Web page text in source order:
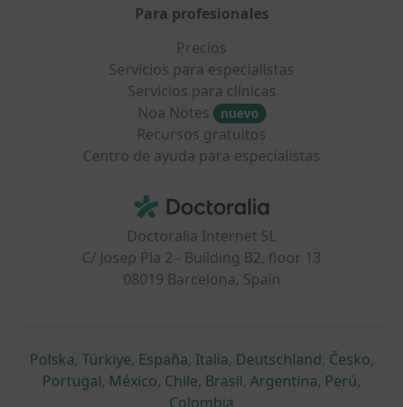
Para profesionales
Precios
Servicios para especialistas
Servicios para clínicas
Noa Notes
nuevo
Recursos gratuitos
Centro de ayuda para especialistas
Doctoralia - Página de inicio
Doctoralia Internet SL
C/ Josep Pla 2 - Building B2, floor 13
08019 Barcelona, Spain
Polskase abre en una nueva pestaña
, Türkiyese abre en una nueva pestaña
, Españase abre en una nueva pestaña
, Italiase abre en una nueva
, Deutschlandse abre en
, Českose
,
Portugalse abre en una nueva pestaña
, Méxicose abre en una nueva pestaña
, Chilese abre en una nueva pestaña
, Brasilse abre en una nueva
, Argentinase abre en
, Perúse
,
Colombia